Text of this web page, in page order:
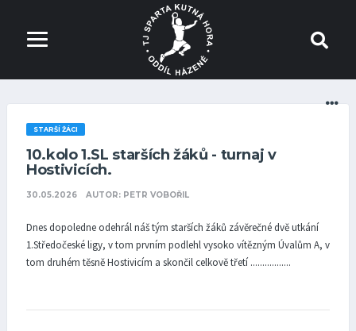
STARŠÍ ŽÁCI
10.kolo 1.SL starších žáků - turnaj v
Hostivicích.
30.05.2026 AUTOR: PETR VOBOŘIL
Dnes dopoledne odehrál náš tým starších žáků závěrečné dvě utkání
1.Středočeské ligy, v tom prvním podlehl vysoko vítězným Úvalům A, v
tom druhém těsně Hostivicím a skončil celkově třetí .................